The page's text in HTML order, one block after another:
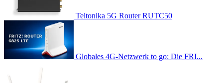
Teltonika 5G Router RUTC50
Globales 4G-Netzwerk to go: Die FRI...